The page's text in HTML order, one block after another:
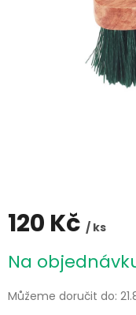
120 Kč / ks
cena:
Na
Můžeme doručit do: